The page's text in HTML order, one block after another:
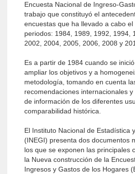
Encuesta Nacional de Ingreso-
trabajo que constituyó el
encuestas que ha llevado a cabo
periodos: 1984, 1989, 1992, 1994,
2002, 2004, 2005, 2006, 2008 y
Es a partir de 1984 cuando se
ampliar los objetivos y a
metodología, tomando en cuenta
recomendaciones internacionales
de información de los diferentes
comparabilidad histórica.
El Instituto Nacional de Estadística
(INEGI) presenta dos documentos
los que se exponen las principales
la Nueva construcción de la
Ingresos y Gastos de los Hogares